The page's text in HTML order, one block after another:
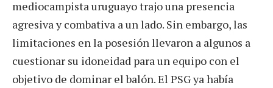
mediocampista uruguayo trajo una presencia
agresiva y combativa a un lado. Sin embargo, las
limitaciones en la posesión llevaron a algunos a
cuestionar su idoneidad para un equipo con el
objetivo de dominar el balón. El PSG ya había